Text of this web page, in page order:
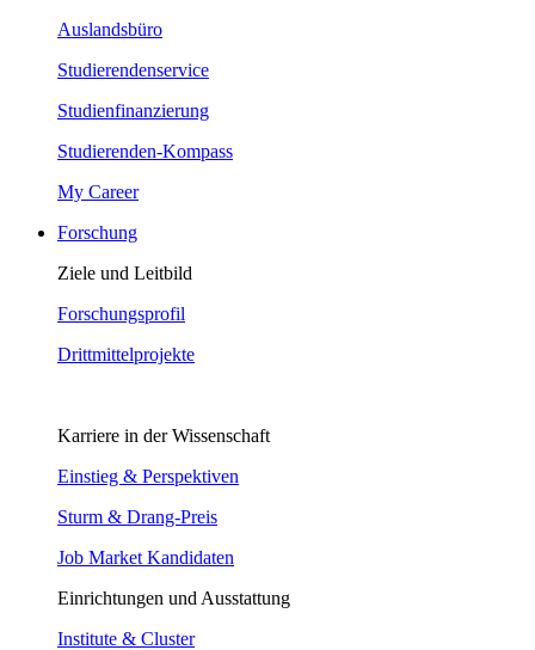
Auslandsbüro
Studierendenservice
Studienfinanzierung
Studierenden-Kompass
My Career
Forschung
Ziele und Leitbild
Forschungsprofil
Drittmittelprojekte
Karriere in der Wissenschaft
Einstieg & Perspektiven
Sturm & Drang-Preis
Job Market Kandidaten
Einrichtungen und Ausstattung
Institute & Cluster